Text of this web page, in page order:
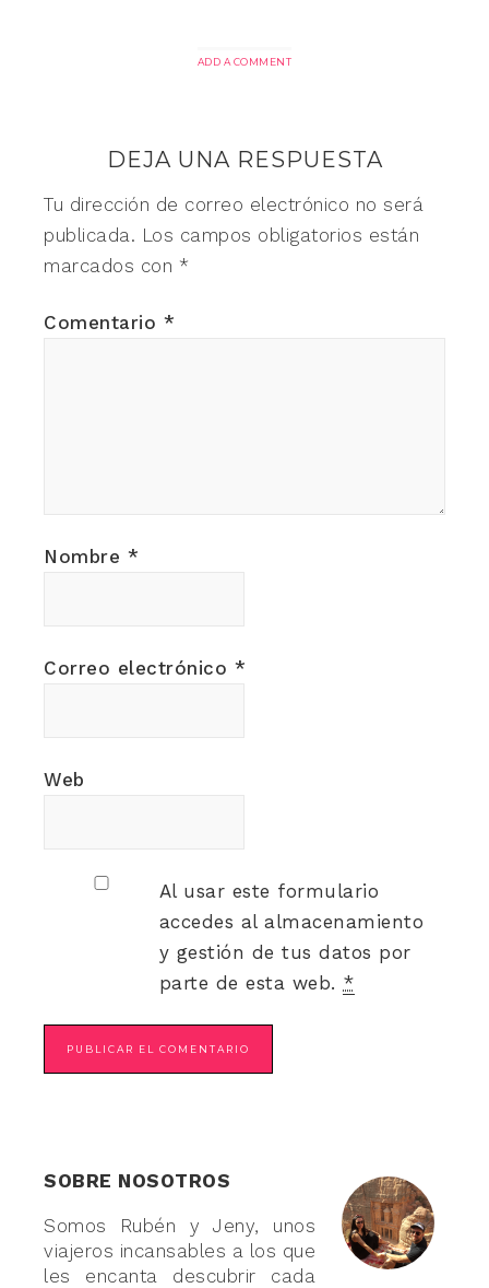
ADD A COMMENT
DEJA UNA RESPUESTA
Tu dirección de correo electrónico no será
publicada. Los campos obligatorios están
marcados con *
Comentario *
Nombre *
Correo electrónico *
Web
Al usar este formulario
accedes al almacenamiento
y gestión de tus datos por
parte de esta web. *
SOBRE NOSOTROS
Somos Rubén y Jeny, unos
viajeros incansables a los que
les encanta descubrir cada